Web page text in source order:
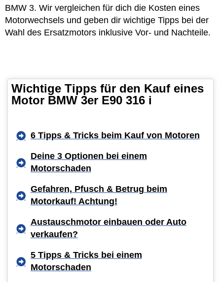
BMW 3. Wir vergleichen für dich die Kosten eines
Motorwechsels und geben dir wichtige Tipps bei der
Wahl des Ersatzmotors inklusive Vor- und Nachteile.
Wichtige Tipps für den Kauf eines
Motor BMW 3er E90 316 i
6 Tipps & Tricks beim Kauf von Motoren
Deine 3 Optionen bei einem
Motorschaden
Gefahren, Pfusch & Betrug beim
Motorkauf! Achtung!
Austauschmotor einbauen oder Auto
verkaufen?
5 Tipps & Tricks bei einem
Motorschaden